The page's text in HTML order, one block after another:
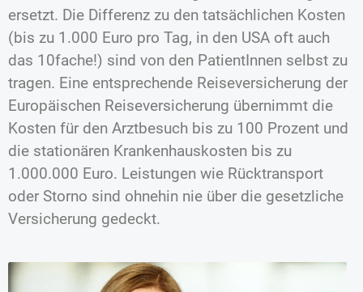
ersetzt. Die Differenz zu den tatsächlichen Kosten
(bis zu 1.000 Euro pro Tag, in den USA oft auch
das 10fache!) sind von den PatientInnen selbst zu
tragen. Eine entsprechende Reiseversicherung der
Europäischen Reiseversicherung übernimmt die
Kosten für den Arztbesuch bis zu 100 Prozent und
die stationären Krankenhauskosten bis zu
1.000.000 Euro. Leistungen wie Rücktransport
oder Storno sind ohnehin nie über die gesetzliche
Versicherung gedeckt.